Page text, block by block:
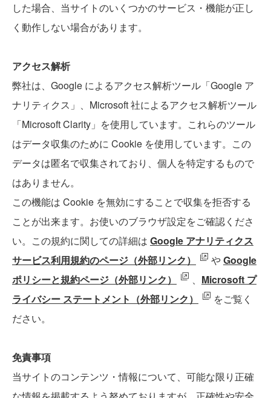
した場合、当サイトのいくつかのサービス・機能が正し
く動作しない場合があります。
アクセス解析
弊社は、Google によるアクセス解析ツール「Google ア
ナリティクス」、Microsoft 社によるアクセス解析ツール
「Microsoft Clarity」を使用しています。これらのツール
はデータ収集のために Cookie を使用しています。この
データは匿名で収集されており、個人を特定するもので
はありません。
この機能は Cookie を無効にすることで収集を拒否する
ことが出来ます。お使いのブラウザ設定をご確認くださ
い。この規約に関しての詳細は Google アナリティクス
サービス利用規約のページ（外部リンク）
やGoogle
ポリシーと規約ページ（外部リンク）
、 Microsoft プ
ライバシー ステートメント（外部リンク）
をご覧く
ださい。
免責事項
当サイトのコンテンツ・情報について、可能な限り正確